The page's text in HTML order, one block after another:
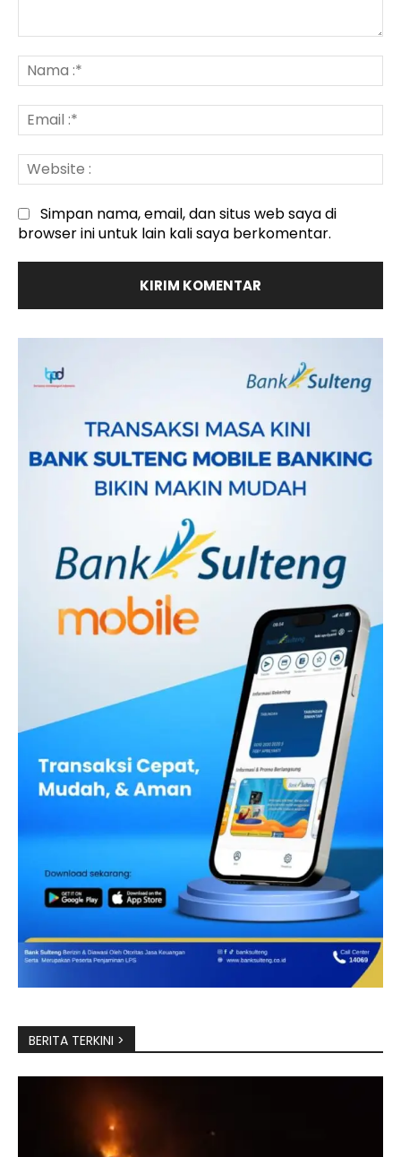
:*
:*
:
Simpan nama, email, dan situs web saya di
browser ini untuk lain kali saya berkomentar.
BERITA TERKINI >